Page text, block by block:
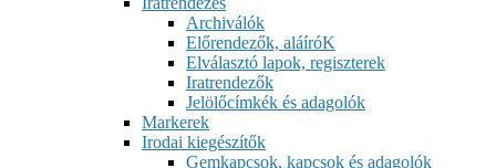
Archiválók
Előrendezők, aláíróK
Elválasztó lapok, regiszterek
Iratrendezők
Jelölőcímkék és adagolók
Markerek
Irodai kiegészítők
Gemkapcsok, kapcsok és adagolók